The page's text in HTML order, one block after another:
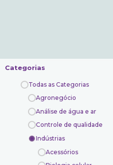
Categorias
Todas as Categorias
Agronegócio
Análise de água e ar
Controle de qualidade
Indústrias
Acessórios